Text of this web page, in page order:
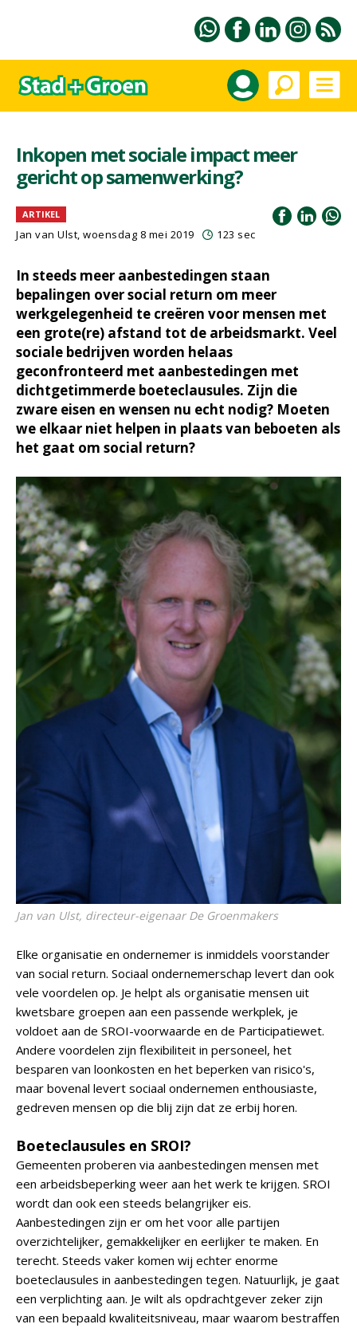
Inkopen met sociale impact meer
gericht op samenwerking?
ARTIKEL
Jan van Ulst, woensdag 8 mei 2019 123 sec
In steeds meer aanbestedingen staan
bepalingen over social return om meer
werkgelegenheid te creëren voor mensen met
een grote(re) afstand tot de arbeidsmarkt. Veel
sociale bedrijven worden helaas
geconfronteerd met aanbestedingen met
dichtgetimmerde boeteclausules. Zijn die
zware eisen en wensen nu echt nodig? Moeten
we elkaar niet helpen in plaats van beboeten als
het gaat om social return?
Jan van Ulst, directeur-eigenaar De Groenmakers
Elke organisatie en ondernemer is inmiddels voorstander
van social return. Sociaal ondernemerschap levert dan ook
vele voordelen op. Je helpt als organisatie mensen uit
kwetsbare groepen aan een passende werkplek, je
voldoet aan de SROI-voorwaarde en de Participatiewet.
Andere voordelen zijn flexibiliteit in personeel, het
besparen van loonkosten en het beperken van risico's,
maar bovenal levert sociaal ondernemen enthousiaste,
gedreven mensen op die blij zijn dat ze erbij horen.
Boeteclausules en SROI?
Gemeenten proberen via aanbestedingen mensen met
een arbeidsbeperking weer aan het werk te krijgen. SROI
wordt dan ook een steeds belangrijker eis.
Aanbestedingen zijn er om het voor alle partijen
overzichtelijker, gemakkelijker en eerlijker te maken. En
terecht. Steeds vaker komen wij echter enorme
boeteclausules in aanbestedingen tegen. Natuurlijk, je gaat
een verplichting aan. Je wilt als opdrachtgever zeker zijn
van een bepaald kwaliteitsniveau, maar waarom bestraffen